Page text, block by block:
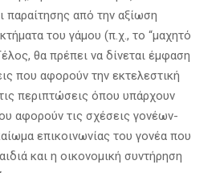
παραίτησης από την αξίωση
του γάμου (π.χ., το “μαχητό
θα πρέπει να δίνεται έμφαση
που αφορούν την εκτελεστική
περιπτώσεις όπου υπάρχουν
αφορούν τις σχέσεις γονέων-
επικοινωνίας του γονέα που
και η οικονομική συντήρηση